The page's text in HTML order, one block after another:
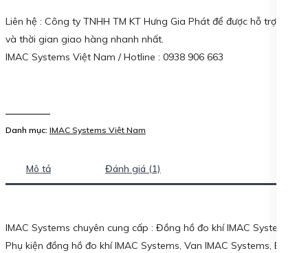
Liên hệ : Công ty TNHH TM KT Hưng Gia Phát để được hỗ trợ giá
và thời gian giao hàng nhanh nhất.
IMAC Systems Việt Nam / Hotline : 0938 906 663
Danh mục: IMAC Systems Việt Nam
Mô tả Đánh giá (1)
IMAC Systems chuyên cung cấp : Đồng hồ đo khí IMAC Systems,
Phụ kiện đồng hồ đo khí IMAC Systems, Van IMAC Systems, Bộ lọc